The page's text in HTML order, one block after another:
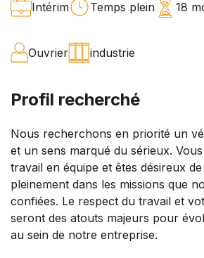
Intérim Temps plein 18
Ouvrier industrie
Profil recherché
Nous recherchons en priorité un
et un sens marqué du sérieux.
travail en équipe et êtes désireux
pleinement dans les missions que
confiées. Le respect du travail et
seront des atouts majeurs pour
au sein de notre entreprise.